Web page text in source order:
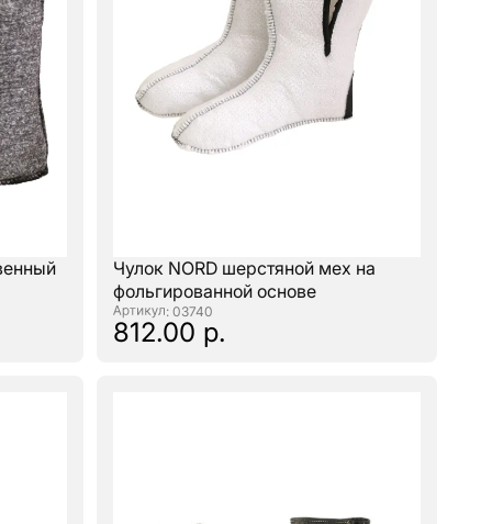
Чулок NORD шерстяной мех на
фольгированной основе
: 03740
812.00 р.